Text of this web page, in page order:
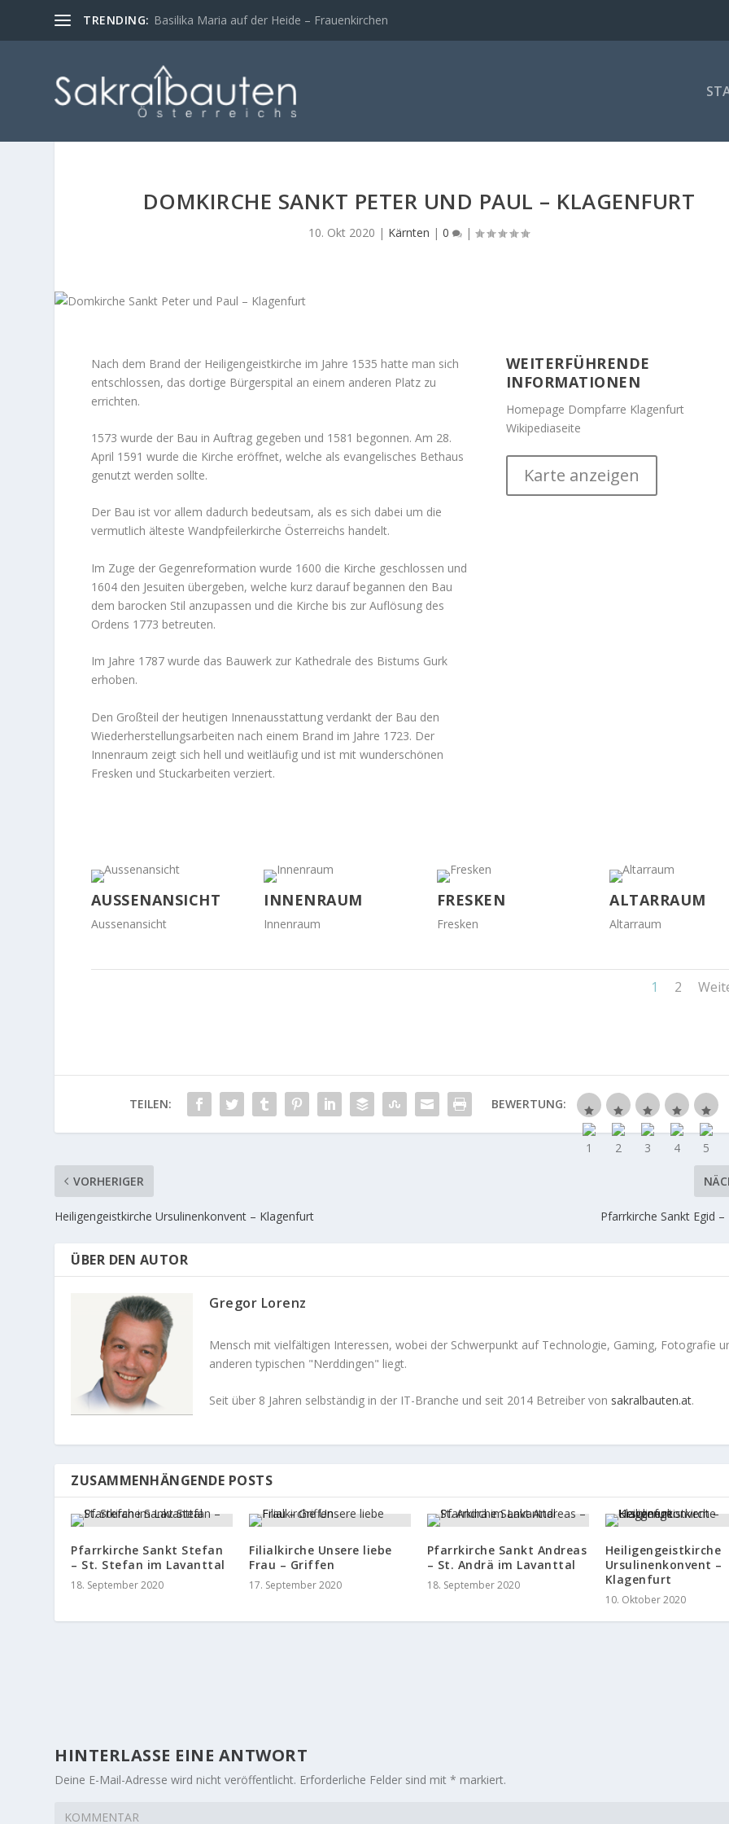
TRENDING: Basilika Maria auf der Heide – Frauenkirchen
DOMKIRCHE SANKT PETER UND PAUL – KLAGENFURT
10. Okt 2020 | Kärnten |0 |
Nach dem Brand der Heiligengeistkirche im Jahre 1535 hatte man sich
entschlossen, das dortige Bürgerspital an einem anderen Platz zu
errichten.
1573 wurde der Bau in Auftrag gegeben und 1581 begonnen. Am 28.
April 1591 wurde die Kirche eröffnet, welche als evangelisches Bethaus
genutzt werden sollte.
Der Bau ist vor allem dadurch bedeutsam, als es sich dabei um die
vermutlich älteste Wandpfeilerkirche Österreichs handelt.
Im Zuge der Gegenreformation wurde 1600 die Kirche geschlossen und
1604 den Jesuiten übergeben, welche kurz darauf begannen den Bau
dem barocken Stil anzupassen und die Kirche bis zur Auflösung des
Ordens 1773 betreuten.
Im Jahre 1787 wurde das Bauwerk zur Kathedrale des Bistums Gurk
erhoben.
Den Großteil der heutigen Innenausstattung verdankt der Bau den
Wiederherstellungsarbeiten nach einem Brand im Jahre 1723. Der
Innenraum zeigt sich hell und weitläufig und ist mit wunderschönen
Fresken und Stuckarbeiten verziert.
WEITERFÜHRENDE
INFORMATIONEN
Homepage Dompfarre Klagenfurt
Wikipediaseite
Karte anzeigen
AUSSENANSICHT
Aussenansicht
INNENRAUM
Innenraum
FRESKEN
Fresken
ALTARRAUM
Altarraum
1 2
TEILEN: BEWERTUNG:
VORHERIGER
Heiligengeistkirche Ursulinenkonvent – Klagenfurt Pfarrkirche Sankt Egid
ÜBER DEN AUTOR
Gregor Lorenz
Mensch mit vielfältigen Interessen, wobei der Schwerpunkt auf Technologie, Gaming, Fotografie
anderen typischen "Nerddingen" liegt.
Seit über 8 Jahren selbständig in der IT-Branche und seit 2014 Betreiber von sakralbauten.at.
ZUSAMMENHÄNGENDE POSTS
Pfarrkirche Sankt Stefan
– St. Stefan im Lavanttal
18. September 2020
Filialkirche Unsere liebe
Frau – Griffen
17. September 2020
Pfarrkirche Sankt Andreas
– St. Andrä im Lavanttal
18. September 2020
Heiligengeistkirche
Ursulinenkonvent –
Klagenfurt
10. Oktober 2020
HINTERLASSE EINE ANTWORT
Deine E-Mail-Adresse wird nicht veröffentlicht. Erforderliche Felder sind mit* markiert.